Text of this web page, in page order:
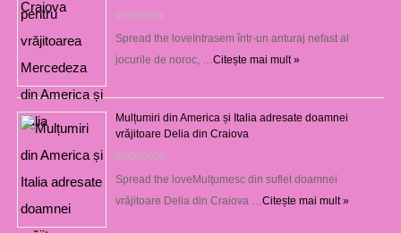
07/08/2026
Spread the loveIntrasem într-un anturaj nefast al
jocurile de noroc, … Citește mai mult »
Mulțumiri din America și Italia adresate doamnei
vrăjitoare Delia din Craiova
07/08/2026
Spread the loveMulţumesc din suflet doamnei
vrăjitoare Delia din Craiova … Citește mai mult »